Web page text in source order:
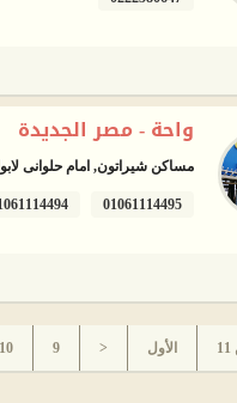
واحة - مصر الجديدة
مساكن شيراتون, امام حلوانى
01061114495
الأول <
9
10